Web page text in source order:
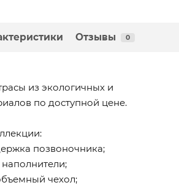
Отзывы 0
из экологичных и
по доступной цене.
позвоночника;
чехол;